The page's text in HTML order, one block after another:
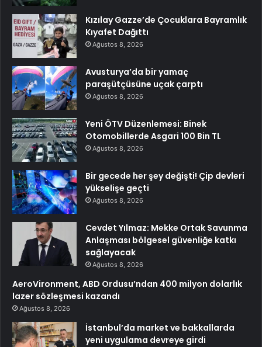
Kızılay Gazze’de Çocuklara Bayramlık
Kıyafet Dağıttı
Ağustos 8, 2026
Avusturya’da bir yamaç
paraşütçüsüne uçak çarptı
Ağustos 8, 2026
Yeni ÖTV Düzenlemesi: Binek
Otomobillerde Asgari 100 Bin TL
Ağustos 8, 2026
Bir gecede her şey değişti! Çip devleri
yükselişe geçti
Ağustos 8, 2026
Cevdet Yılmaz: Mekke Ortak Savunma
Anlaşması bölgesel güvenliğe katkı
sağlayacak
Ağustos 8, 2026
AeroVironment, ABD Ordusu’ndan 400 milyon dolarlık
lazer sözleşmesi kazandı
Ağustos 8, 2026
İstanbul’da market ve bakkallarda
yeni uygulama devreye girdi